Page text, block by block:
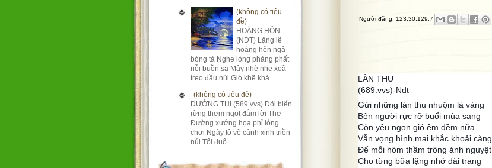
(không có tiêu
đề)
HOÀNG HÔN
(NĐT) Lặng lẽ
hoàng hôn ngả
bóng tà Nghe lòng phảng phất
nỗi buồn sa Mây nhè nhẹ xoã
treo đầu núi Gió khẽ khà...
(không có tiêu đề)
ĐƯỜNG THI (589.vvs) Dõi biển
rừng thơm ngọt đắm lời Thơ
Đường xướng họa phỉ lòng
chơi Ngày tô vẽ cảnh xinh triền
núi Tối đuổ...
Người đăng: 123.30.129.7
LÀN THU
(689.vvs)-Nđt
Gửi những làn thu nhuộm lá vàng
Bên người rực rỡ buổi mùa sang
Còn yêu ngọn gió êm đềm nữa
Vẫn vọng hình mai khắc khoải càng
Để mỗi hôm thầm trông ánh nguyệt
Cho từng bữa lặng nhớ đài trang